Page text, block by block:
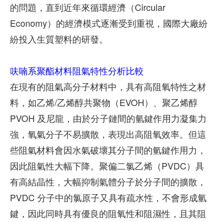
的問題，直到近年來循環經濟（Circular
Economy）的經濟模式逐漸受到重視，國際大廠紛
紛投入生質塑料的研發。
呋喃系聚酯材料阻氣特性分析比較
在現有的阻氣高分子材料中，具有高阻氧特性之材
料，如乙烯/乙烯醇共聚物（EVOH）、聚乙烯醇
PVOH 及尼龍，由於分子鏈間的氫鍵作用力凝集力
強，氧氣分子不易擴散，表現出高阻氧效率。但這
些阻氣材料會因水氣破壞其分子間的氫鍵作用力，
因此阻氣性大幅下降。聚偏二氯乙烯（PVDC）具
有高結晶性，大幅抑制氣體分子於分子間的擴散，
PVDC 分子中的氯原子又具有疏水性，不會形成氫
鍵，因此同時具有優良的阻氧性和阻濕性，且其阻